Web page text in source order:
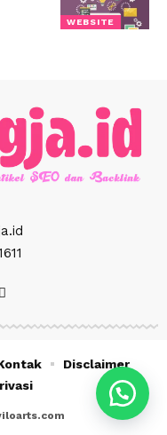
WEBSITE
Disclaimer